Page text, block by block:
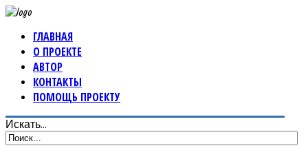
ГЛАВНАЯ
О ПРОЕКТЕ
АВТОР
КОНТАКТЫ
ПОМОЩЬ ПРОЕКТУ
Искать...